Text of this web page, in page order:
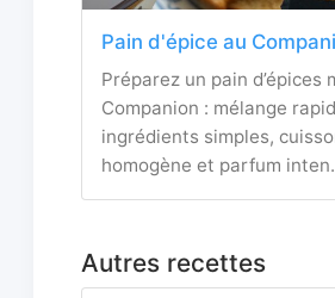
Pain d'épice au
Préparez un pain d’épices
Companion : mélange
ingrédients simples,
homogène et parfum
Autres recettes